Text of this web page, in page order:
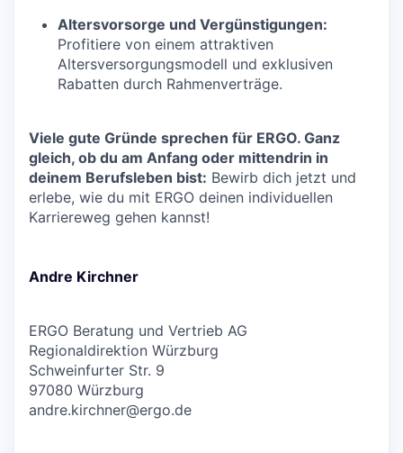
Altersvorsorge und Vergünstigungen:
Profitiere von einem attraktiven
Altersversorgungsmodell und exklusiven
Rabatten durch Rahmenverträge.
Viele gute Gründe sprechen für ERGO. Ganz
gleich, ob du am Anfang oder mittendrin in
deinem Berufsleben bist: Bewirb dich jetzt und
erlebe, wie du mit ERGO deinen individuellen
Karriereweg gehen kannst!
Andre Kirchner
ERGO Beratung und Vertrieb AG
Regionaldirektion Würzburg
Schweinfurter Str. 9
97080 Würzburg
andre.kirchner@ergo.de